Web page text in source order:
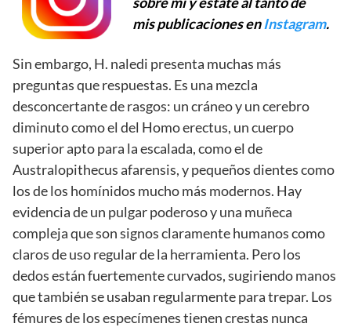
mis publicaciones enInstagram.
Sin embargo, H. naledi presenta muchas más
preguntas que respuestas. Es una mezcla
desconcertante de rasgos: un cráneo y un cerebro
diminuto como el del Homo erectus, un cuerpo
superior apto para la escalada, como el de
Australopithecus afarensis, y pequeños dientes como
los de los homínidos mucho más modernos. Hay
evidencia de un pulgar poderoso y una muñeca
compleja que son signos claramente humanos como
claros de uso regular de la herramienta. Pero los
dedos están fuertemente curvados, sugiriendo manos
que también se usaban regularmente para trepar. Los
fémures de los especímenes tienen crestas nunca